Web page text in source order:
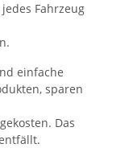
Fahrzeug
einfache
sparen
Das